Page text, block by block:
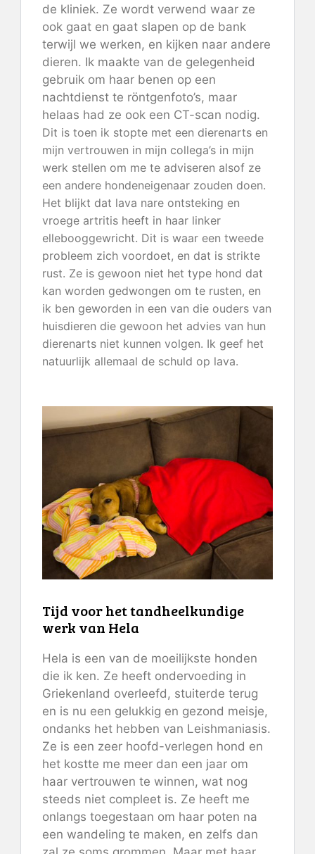
de kliniek. Ze wordt verwend waar ze
ook gaat en gaat slapen op de bank
terwijl we werken, en kijken naar andere
dieren. Ik maakte van de gelegenheid
gebruik om haar benen op een
nachtdienst te röntgenfoto’s, maar
helaas had ze ook een CT-scan nodig.
Dit is toen ik stopte met een dierenarts en
mijn vertrouwen in mijn collega’s in mijn
werk stellen om me te adviseren alsof ze
een andere hondeneigenaar zouden doen.
Het blijkt dat lava nare ontsteking en
vroege artritis heeft in haar linker
ellebooggewricht. Dit is waar een tweede
probleem zich voordoet, en dat is strikte
rust. Ze is gewoon niet het type hond dat
kan worden gedwongen om te rusten, en
ik ben geworden in een van die ouders van
huisdieren die gewoon het advies van hun
dierenarts niet kunnen volgen. Ik geef het
natuurlijk allemaal de schuld op lava.
Tijd voor het tandheelkundige
werk van Hela
Hela is een van de moeilijkste honden
die ik ken. Ze heeft ondervoeding in
Griekenland overleefd, stuiterde terug
en is nu een gelukkig en gezond meisje,
ondanks het hebben van Leishmaniasis.
Ze is een zeer hoofd-verlegen hond en
het kostte me meer dan een jaar om
haar vertrouwen te winnen, wat nog
steeds niet compleet is. Ze heeft me
onlangs toegestaan ​​om haar poten na
een wandeling te maken, en zelfs dan